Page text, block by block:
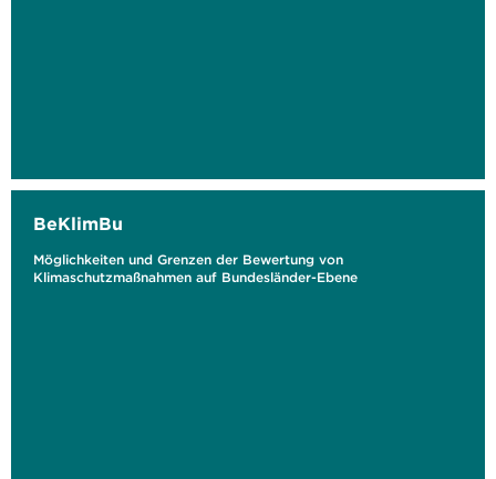
BeKlimBu
Möglichkeiten und Grenzen der Bewertung von
Klimaschutzmaßnahmen auf Bundesländer-Ebene